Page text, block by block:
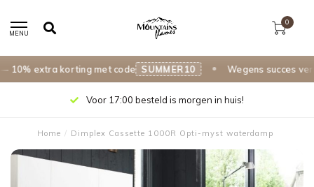
extra korting met code SUMMER10 Wegens succes
MENU
0
Voor 17:00 besteld is morgen in huis!
Home / Dimplex Cassette 1000R Opti-myst waterdamp